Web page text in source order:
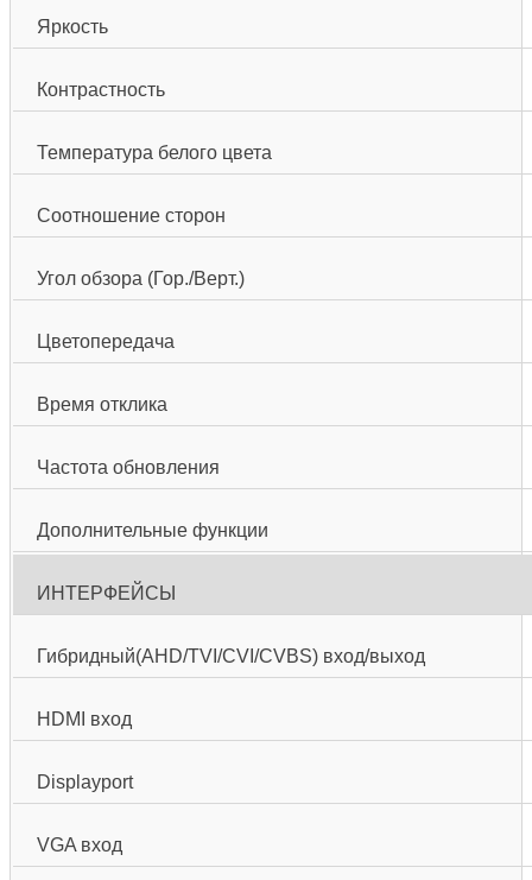
Яркость
Контрастность
Температура белого цвета
Соотношение сторон
Угол обзора (Гор./Верт.)
Цветопередача
Время отклика
Частота обновления
Дополнительные функции
ИНТЕРФЕЙСЫ
Гибридный(AHD/TVI/CVI/CVBS) вход/выход
HDMI вход
Displayport
VGA вход